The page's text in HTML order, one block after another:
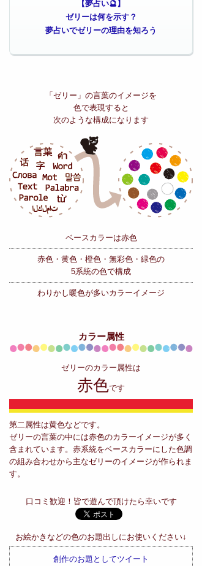
【夢占い🔮】
ゼリーは何を示す？
夢占いでゼリーの理由を知ろう
「ゼリー」の言葉のイメージを
色で表現すると
次のような構成になります
ベースカラーは赤色
赤色・黄色・橙色・無彩色・緑色の
5系統の色で構成
わりかし暖色が多いカラーイメージ
カラー属性
ゼリーのカラー属性は
赤色です
第二属性は黄色などです。
ゼリーの言葉の中には赤色のカラーイメージが多く
含まれています。赤系統をベースカラーにした色調
の組み合わせから主なゼリーのイメージが作られま
す。
口コミ歓迎！皆で遊んで頂けたら幸いです
お絵かきなどの色のお題出しにお使いください↓
創作のお題としてツイート